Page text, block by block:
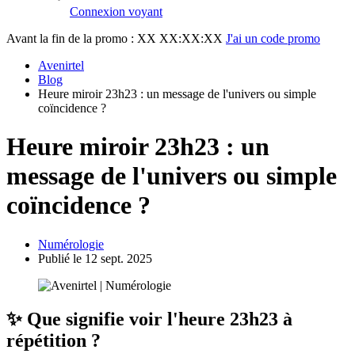
Connexion voyant
Avant la fin de la promo : XX XX:XX:XX J'ai un code promo
Avenirtel
Blog
Heure miroir 23h23 : un message de l'univers ou simple
coïncidence ?
Heure miroir 23h23 : un
message de l'univers ou simple
coïncidence ?
Numérologie
Publié le 12 sept. 2025
✨ Que signifie voir l'heure 23h23 à
répétition ?